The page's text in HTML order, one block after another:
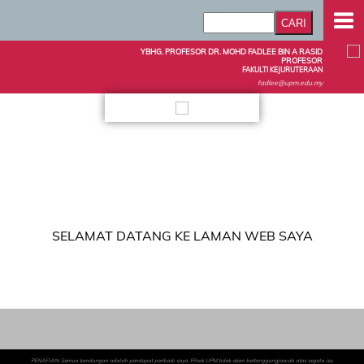
YBHG. PROFESOR DR. MOHD FADLEE BIN A RASID
PROFESOR
FAKULTI KEJURUTERAAN
fadlee@upm.edu.my
SELAMAT DATANG KE LAMAN WEB SAYA
PENAFIAN: Semua kandungan adalah pendapat peribadi saya. Pihak UPM tidak akan bertanggungjawab atas segala isu